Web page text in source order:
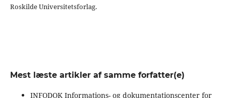
Roskilde Universitetsforlag.
Mest læste artikler af samme forfatter(e)
INFODOK Informations- og dokumentationscenter for